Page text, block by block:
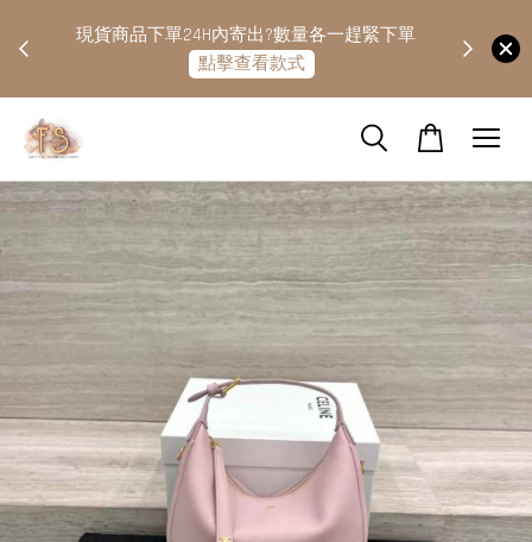
現貨商品下單24H內寄出?數量各一趕緊下單
點擊查看款式